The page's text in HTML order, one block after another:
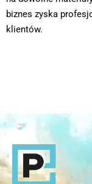
biznes zyska
klientów.